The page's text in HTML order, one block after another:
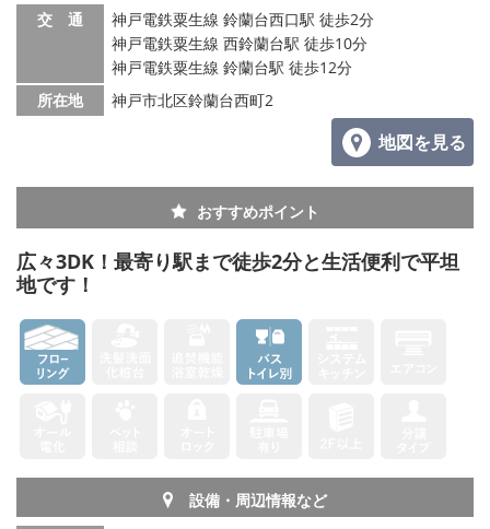
交 通
神戸電鉄粟生線 鈴蘭台西口駅 徒歩2分
神戸電鉄粟生線 西鈴蘭台駅 徒歩10分
神戸電鉄粟生線 鈴蘭台駅 徒歩12分
所在地
神戸市北区鈴蘭台西町2
地図を見る
おすすめポイント
広々3DK！最寄り駅まで徒歩2分と生活便利で平坦
地です！
設備・周辺情報など